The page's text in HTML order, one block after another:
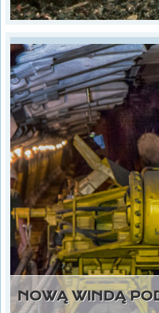
NOWĄ WINDĄ